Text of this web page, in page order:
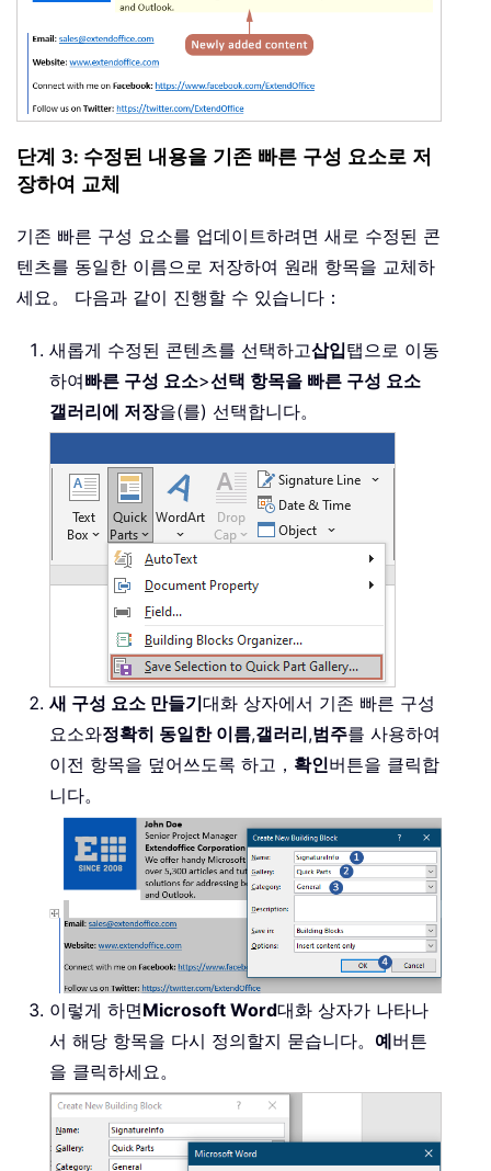
단계 3: 수정된 내용을 기존 빠른 구성 요소로 저
장하여 교체
기존 빠른 구성 요소를 업데이트하려면 새로 수정된 콘
텐츠를 동일한 이름으로 저장하여 원래 항목을 교체하
세요。 다음과 같이 진행할 수 있습니다：
새롭게 수정된 콘텐츠를 선택하고삽입탭으로 이동
하여빠른 구성 요소>선택 항목을 빠른 구성 요소
갤러리에 저장을(를) 선택합니다。
새 구성 요소 만들기대화 상자에서 기존 빠른 구성
요소와정확히 동일한 이름,갤러리,범주를 사용하여
이전 항목을 덮어쓰도록 하고， 확인버튼을 클릭합
니다。
이렇게 하면Microsoft Word대화 상자가 나타나
서 해당 항목을 다시 정의할지 묻습니다。 예버튼
을 클릭하세요。